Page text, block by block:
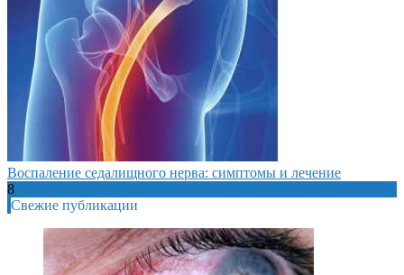
Воспаление седалищного нерва: симптомы и лечение
8
Свежие публикации